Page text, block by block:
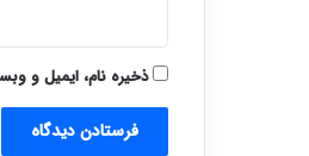
ذخیره نام، ایمیل و